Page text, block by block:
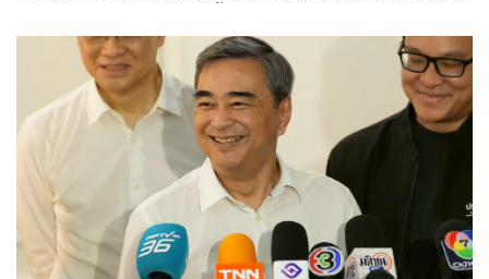
ละเอียดอ่อนอีกครั้ง